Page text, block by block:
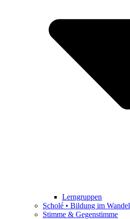
Lerngruppen
Scholé • Bildung im Wandel
Stimme & Gegenstimme